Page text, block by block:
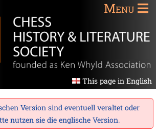
Menu
This page in English
Version sind eventuell veraltet oder
nutzen sie die englische Version.